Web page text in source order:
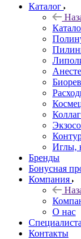
Каталог
Иглы,
Бренды
Бонусная
Компания
О нас
Контакты